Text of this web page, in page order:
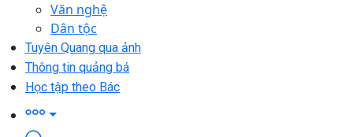
Văn nghệ
Dân tộc
Tuyên Quang qua ảnh
Thông tin quảng bá
Học tập theo Bác